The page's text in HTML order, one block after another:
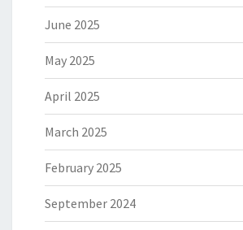
June 2025
May 2025
April 2025
March 2025
February 2025
September 2024